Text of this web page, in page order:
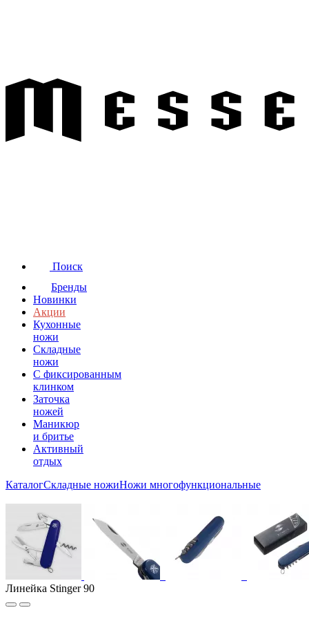
Поиск
Бренды
Новинки
Акции
Кухонные
ножи
Складные
ножи
C фиксированным
клинком
Заточка
ножей
Маникюр
и бритье
Активный
отдых
КаталогСкладные ножиНожи многофункциональные
Линейка Stinger 90